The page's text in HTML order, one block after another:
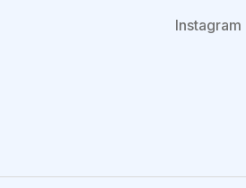
Instagram